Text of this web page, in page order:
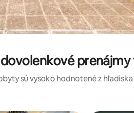
prenájmy
sú vysoko hodnotené z